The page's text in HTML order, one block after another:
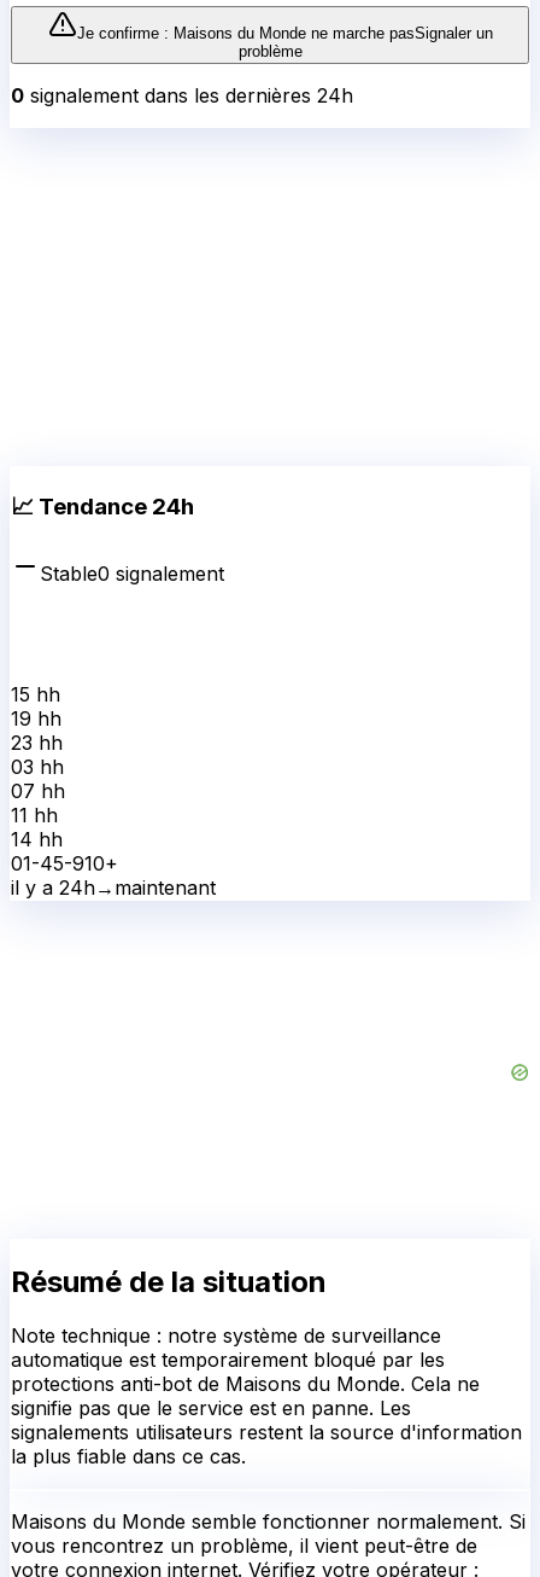
Je confirme : Maisons du Mondene marche pasSignaler un
problème
0 signalement dans les dernières 24h
📈 Tendance 24h
Stable0 signalement
15 hh
19 hh
23 hh
03 hh
07 hh
11 hh
14 hh
01-45-910+
il y a 24h→ maintenant
Résumé de la situation
Note technique : notre système de surveillance
automatique est temporairement bloqué par les
protections anti-bot de Maisons du Monde. Cela ne
signifie pas que le service est en panne. Les
signalements utilisateurs restent la source d'information
la plus fiable dans ce cas.
Maisons du Monde semble fonctionner normalement. Si
vous rencontrez un problème, il vient peut-être de
votre connexion internet. Vérifiez votre opérateur :